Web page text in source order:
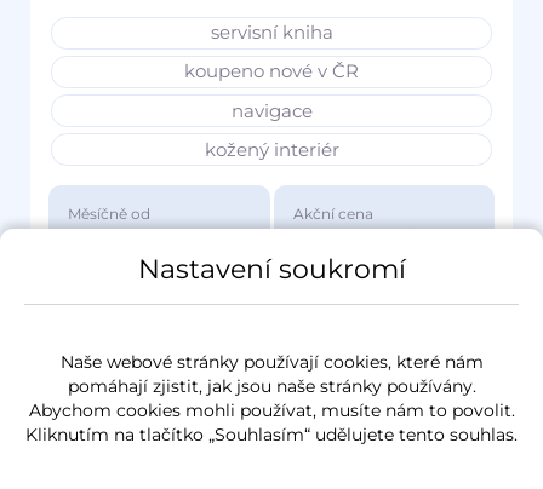
servisní kniha
koupeno nové v ČR
navigace
kožený interiér
Měsíčně od
3 417 Kč
Akční cena
1 149 000 Kč
Nastavení soukromí
Naše webové stránky používají cookies, které nám
pomáhají zjistit, jak jsou naše stránky používány.
Abychom cookies mohli používat, musíte nám to povolit.
Kliknutím na tlačítko „Souhlasím“ udělujete tento souhlas.